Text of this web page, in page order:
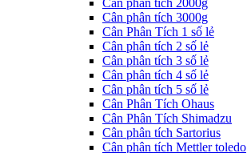
Cân phân tích 2000g
Cân phân tích 3000g
Cân Phân Tích 1 số lẻ
Cân phân tích 2 số lẻ
Cân phân tích 3 số lẻ
Cân phân tích 4 số lẻ
Cân phân tích 5 số lẻ
Cân Phân Tích Ohaus
Cân Phân Tích Shimadzu
Cân phân tích Sartorius
Cân phân tích Mettler toledo